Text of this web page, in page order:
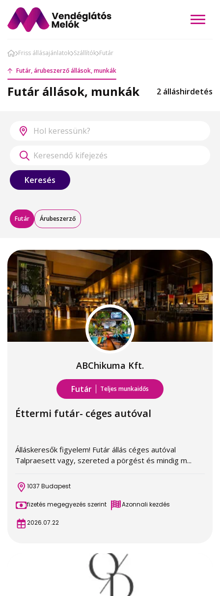
Friss állásajánlatok Szállítók Futár
Futár, árubeszerző állások, munkák
Futár állások, munkák 2 álláshirdetés
Keresés
Futár Árubeszerző
ABChikuma Kft.
Futár Teljes munkaidős
Éttermi futár- céges autóval
Álláskeresők figyelem! Futár állás céges autóval
Talpraesett vagy, szereted a pörgést és mindig m...
1037 Budapest
fizetés megegyezés szerint Azonnali kezdés
2026.07.22